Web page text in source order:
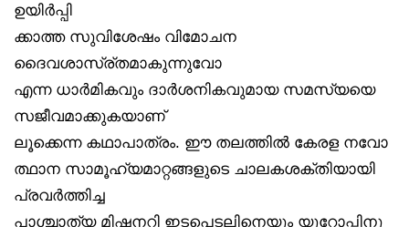
ഉയിർപ്പി
ക്കാത്ത സുവിശേഷം വിമോചന
ദൈവശാസ്ര്തമാകുന്നുവോ
എന്ന ധാർമികവും ദാർശനികവുമായ സമസ്യയെ
സജീവമാക്കുകയാണ്
ലൂക്കെന്ന കഥാപാത്രം. ഈ തലത്തിൽ കേരള നവോ
ത്ഥാന സാമൂഹ്യമാറ്റങ്ങളുടെ ചാലകശക്തിയായി
പ്രവർത്തിച്ച
പാശ്ചാത്യ മിഷനറി ഇടപെടലിനെയും യൂറോപ്പിനു